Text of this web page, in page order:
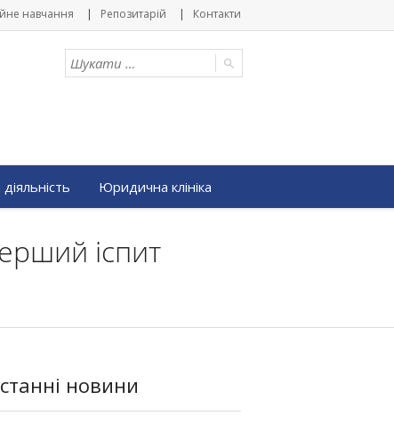
навчання Репозитарій Контакти
Юридична клініка
іспит
новини